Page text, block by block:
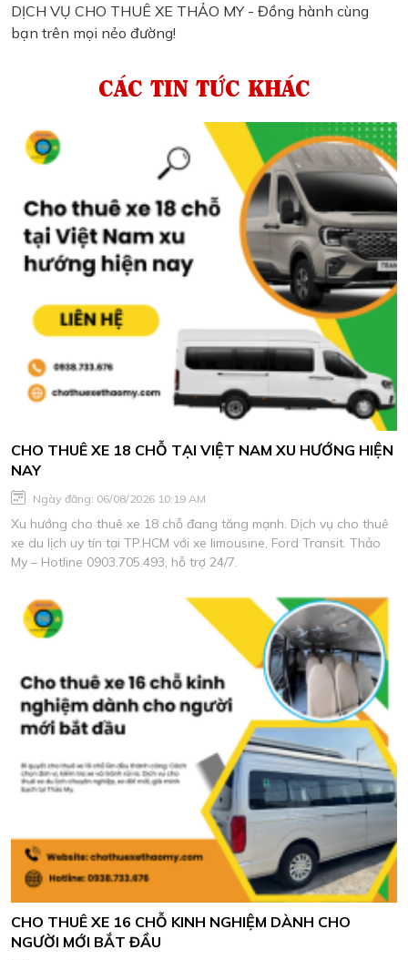
DỊCH VỤ CHO THUÊ XE THẢO MY - Đồng hành cùng
bạn trên mọi nẻo đường!
CÁC TIN TỨC KHÁC
CHO THUÊ XE 18 CHỖ TẠI VIỆT NAM XU HƯỚNG HIỆN
NAY
Ngày đăng: 06/08/2026 10:19 AM
Xu hướng cho thuê xe 18 chỗ đang tăng mạnh. Dịch vụ cho thuê
xe du lịch uy tín tại TP.HCM với xe limousine, Ford Transit. Thảo
My – Hotline 0903.705.493, hỗ trợ 24/7.
CHO THUÊ XE 16 CHỖ KINH NGHIỆM DÀNH CHO
NGƯỜI MỚI BẮT ĐẦU